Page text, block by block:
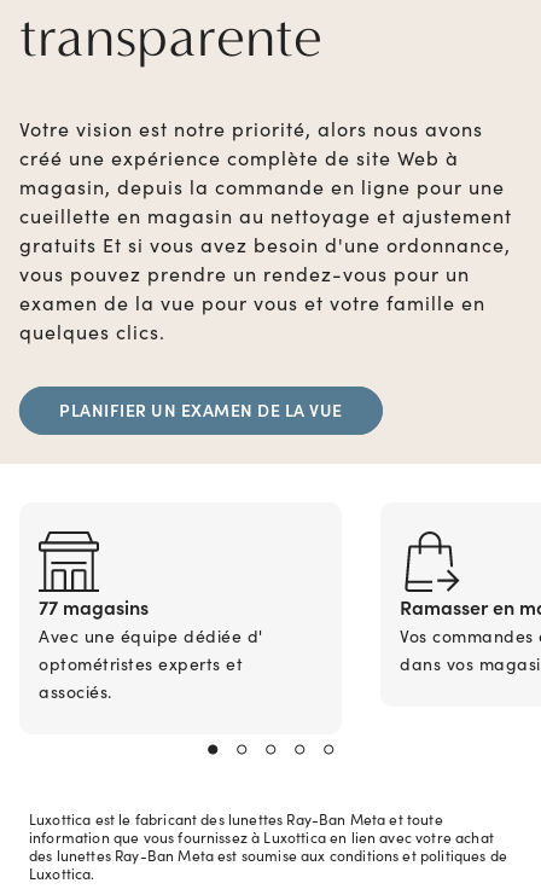
transparente
Votre vision est notre priorité, alors nous avons
créé une expérience complète de site Web à
magasin, depuis la commande en ligne pour une
cueillette en magasin au nettoyage et ajustement
gratuits Et si vous avez besoin d'une ordonnance,
vous pouvez prendre un rendez-vous pour un
examen de la vue pour vous et votre famille en
quelques clics.
PLANIFIER UN EXAMEN DE LA VUE
77 magasins
Avec une équipe dédiée d'
optométristes experts et
associés.
Ramasser en
Vos
dans vos
Luxottica est le fabricant des lunettes Ray-Ban Meta et toute
information que vous fournissez à Luxottica en lien avec votre achat
des lunettes Ray-Ban Meta est soumise aux conditions et politiques de
Luxottica.